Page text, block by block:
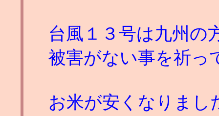
台風１３号は九州の
被害がない事を祈っ
お米が安くなりまし